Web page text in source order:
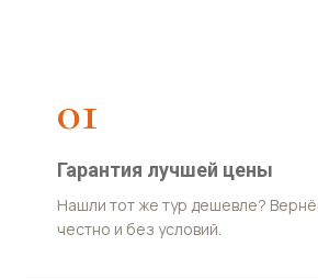
01
Гарантия лучшей цены
Нашли тот же тур дешевле?
честно и без условий.